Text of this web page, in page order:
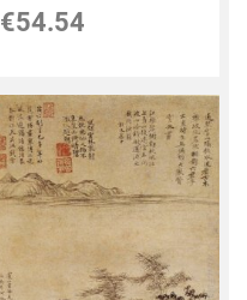
€54.54